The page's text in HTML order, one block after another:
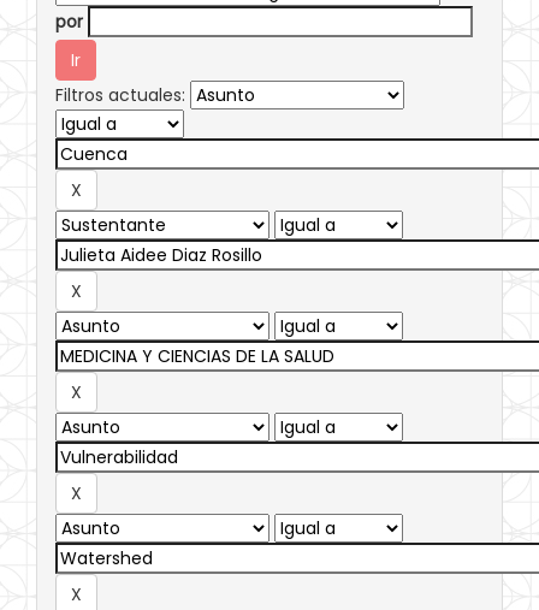
por
Filtros actuales: